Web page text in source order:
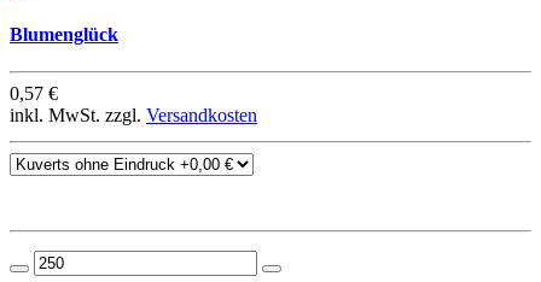
Blumenglück
0,57 €
inkl. MwSt. zzgl. Versandkosten